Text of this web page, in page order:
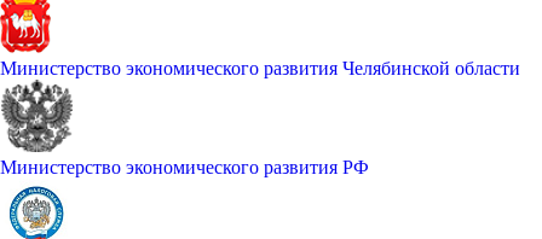
Министерство экономического развития Челябинской области
Министерство экономического развития РФ